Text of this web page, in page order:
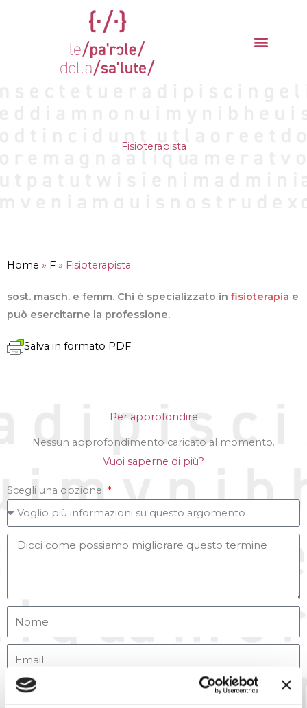
Fisioterapista
Home » F » Fisioterapista
sost. masch. e femm. Chi è specializzato in fisioterapia e
può esercitarne la professione.
Salva in formato PDF
Per approfondire
Nessun approfondimento caricato al momento.
Vuoi saperne di più?
Scegli una opzione
Accetto la del sito web